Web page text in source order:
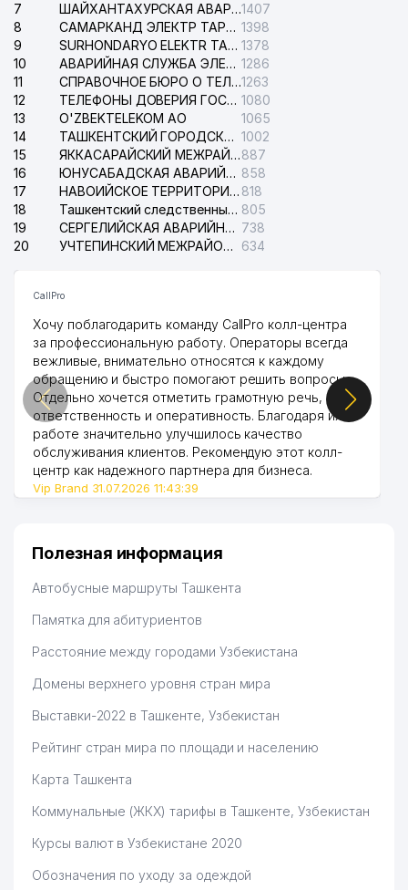
7
ШАЙХАНТАХУРСКАЯ АВАРИЙНАЯ СЛУЖБА ЭЛЕКТРОСЕТИ1407
8
САМАРКАНД ЭЛЕКТР ТАРМОКЛАРИ АО 1398
9
SURHONDARYO ELEKTR TARMOKLARI АО 1378
10
АВАРИЙНАЯ СЛУЖБА ЭЛЕКТРОСЕТИ ТАШКЕНТСКОГО РАЙОНА 1286
11
СПРАВОЧНОЕ БЮРО О ТЕЛЕФОНАХ ОРГАНИЗАЦИЙ г. ТАШКЕНТА1263
12
ТЕЛЕФОНЫ ДОВЕРИЯ ГОСУДАРСТВЕННОГО ЦЕНТРА ТЕСТИРОВАНИЯ 1080
13
O'ZBEKTELEKOM АО
1065
14
ТАШКЕНТСКИЙ ГОРОДСКОЙ СУД ПО ГРАЖДАНСКИМ ДЕЛАМ 1002
15
ЯККАСАРАЙСКИЙ МЕЖРАЙОННЫЙ СУД ПО ГРАЖДАНСКИМ ДЕЛАМ887
16
ЮНУСАБАДСКАЯ АВАРИЙНАЯ СЛУЖБА ЭЛЕКТРОСЕТИ 858
17
НАВОИЙСКОЕ ТЕРРИТОРИАЛЬНОЕ ПРЕДПРИЯТИЕ ЭЛЕКТРОСЕТИ АО 818
18
Ташкентский следственный изолятор 805
19
СЕРГЕЛИЙСКАЯ АВАРИЙНАЯ СЛУЖБА ЭЛЕКТРОСЕТИ 738
20
УЧТЕПИНСКИЙ МЕЖРАЙОННЫЙ СУД ПО ГРАЖДАНСКИМ ДЕЛАМ 634
CallPro
Хочу поблагодарить команду CallPro колл-центра
за профессиональную работу. Операторы всегда
вежливые, внимательно относятся к каждому
обращению и быстро помогают решить вопросы.
Отдельно хочется отметить грамотную речь,
ответственность и оперативность. Благодаря их
работе значительно улучшилось качество
обслуживания клиентов. Рекомендую этот колл-
центр как надежного партнера для бизнеса.
Vip Brand 31.07.2026 11:43:39
Полезная информация
Автобусные маршруты Ташкента
Памятка для абитуриентов
Расстояние между городами Узбекистана
Домены верхнего уровня стран мира
Выставки-2022 в Ташкенте, Узбекистан
Рейтинг стран мира по площади и населению
Карта Ташкента
Коммунальные (ЖКХ) тарифы в Ташкенте, Узбекистан
Курсы валют в Узбекистане 2020
Обозначения по уходу за одеждой